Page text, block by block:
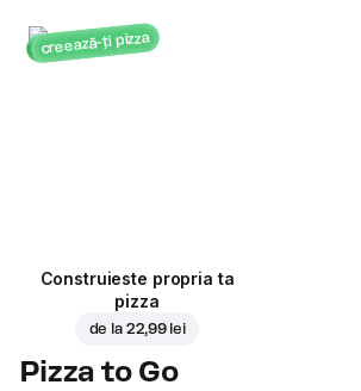
creează-ți pizza
Construieste propria ta
pizza
de la 22,99 lei
Pizza to Go